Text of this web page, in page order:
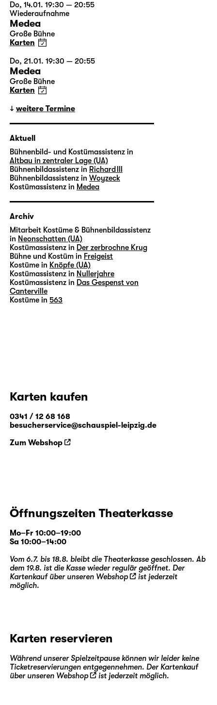
Do, 14.01. 19:30 — 20:55
Wiederaufnahme
Medea
Große Bühne
Karten
Do, 21.01. 19:30 — 20:55
Medea
Große Bühne
Karten
weitere Termine
Aktuell
Bühnenbild- und Kostümassistenz in
Altbau in zentraler Lage (UA)
Bühnenbildassistenz in Richard III
Bühnenbildassistenz in Woyzeck
Kostümassistenz in Medea
Archiv
Mitarbeit Kostüme & Bühnenbildassistenz
in Neonschatten (UA)
Kostümassistenz in Der zerbrochne Krug
Bühne und Kostüm in Freigeist
Kostüme in Knöpfe (UA)
Kostümassistenz in Nullerjahre
Kostümassistenz in Das Gespenst von
Canterville
Kostüme in 563
Karten kaufen
0341 / 12 68 168
besucherservice@schauspiel-leipzig.de
Zum Webshop
Öffnungszeiten Theaterkasse
Mo–Fr 10:00–19:00
Sa 10:00–14:00
Vom 6.7. bis 18.8. bleibt die Theaterkasse geschlossen. Ab
dem 19.8. ist die Kasse wieder regulär geöffnet. Der
Kartenkauf über unseren Webshop
ist jederzeit
möglich.
Karten reservieren
Während unserer Spielzeitpause können wir leider keine
Ticketreservierungen entgegennehmen. Der Kartenkauf
über unseren Webshop ist jederzeit möglich.